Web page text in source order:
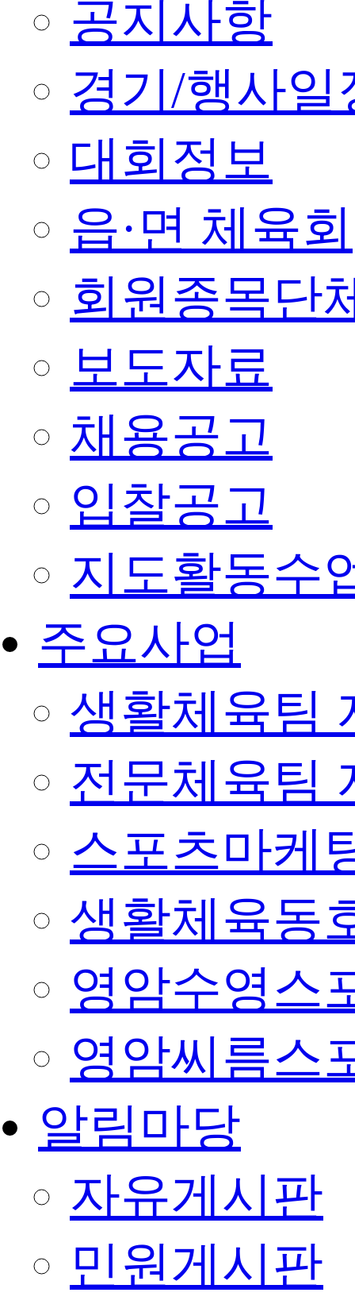
공지사항
경기/행사일
대회정보
읍·면 체육회
회원종목단
보도자료
채용공고
입찰공고
지도활동수
주요사업
생활체육팀
전문체육팀
스포츠마케
생활체육동
영암수영스
영암씨름스
알림마당
자유게시판
민원게시판